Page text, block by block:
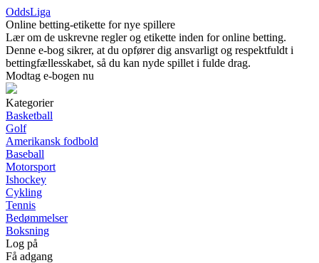
OddsLiga
Online betting-etikette for nye spillere
Lær om de uskrevne regler og etikette inden for online betting.
Denne e-bog sikrer, at du opfører dig ansvarligt og respektfuldt i
bettingfællesskabet, så du kan nyde spillet i fulde drag.
Modtag e-bogen nu
Kategorier
Basketball
Golf
Amerikansk fodbold
Baseball
Motorsport
Ishockey
Cykling
Tennis
Bedømmelser
Boksning
Log på
Få adgang